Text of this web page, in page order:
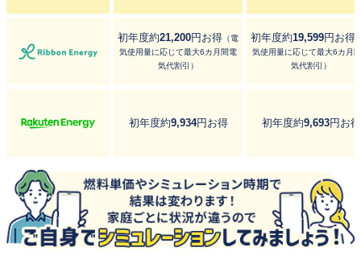
初年度約19,599円お得
気使用量に応じて最大6カ月
気代割引）
初年度約21,200円お得 （電
気使用量に応じて最大6カ月間電
気代割引）
初年度約9,693円お得
初年度約9,934円お得